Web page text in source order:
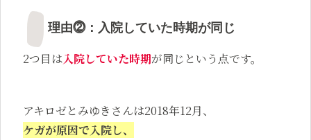
理由⓶：入院していた時期が同じ
2つ目は入院していた時期が同じという点です。
アキロゼとみゆきさんは2018年12月、
ケガが原因で入院し、